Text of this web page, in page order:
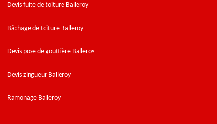
Devis fuite de toiture Balleroy
Bâchage de toiture Balleroy
Devis pose de gouttière Balleroy
Devis zingueur Balleroy
Ramonage Balleroy